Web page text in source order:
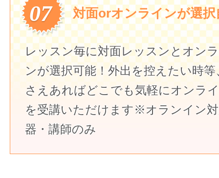
07 対面orオンラインが選択
レッスン毎に対面レッスンとオン
ンが選択可能！外出を控えたい時
さえあればどこでも気軽にオンラ
を受講いただけます※オランイン
器・講師のみ